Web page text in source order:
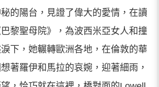
的陽台，見證了偉大的愛情，在讀
巴黎聖母院》，為波西米亞女人和撞
下，她輾轉歐洲各地，在倫敦的華
著羅伊和馬拉的哀婉，迎著細雨，